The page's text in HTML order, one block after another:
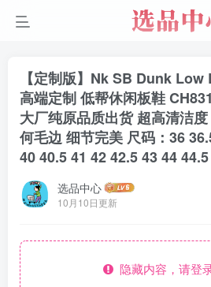
【定制版】Nk SB Dunk Low
高端定制 低帮休闲板鞋
大厂纯原品质出货 超高清洁
何毛边 细节完美 尺码：36
40 40.5 41 42 42.5 43 44
选品中心
10月10日更新
隐藏内容，请登